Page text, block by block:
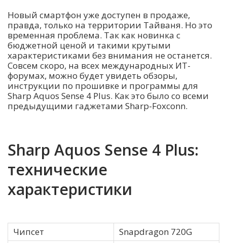
Новый смартфон уже доступен в продаже,
правда, только на территории Тайваня. Но это
временная проблема. Так как новинка с
бюджетной ценой и такими крутыми
характеристиками без внимания не останется.
Совсем скоро, на всех международных ИТ-
форумах, можно будет увидеть обзоры,
инструкции по прошивке и программы для
Sharp Aquos Sense 4 Plus. Как это было со всеми
предыдущими гаджетами Sharp-Foxconn.
Sharp Aquos Sense 4 Plus:
технические
характеристики
Чипсет Snapdragon 720G